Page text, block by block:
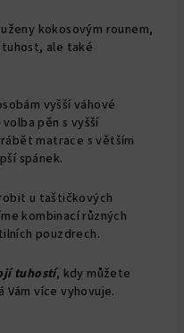
kokosovým rounem,
ale také
vyšší váhové
pěn s vyšší
matrace s větším
spánek.
u taštičkových
kombinací různých
pouzdrech.
tuhostí, kdy můžete
více vyhovuje.